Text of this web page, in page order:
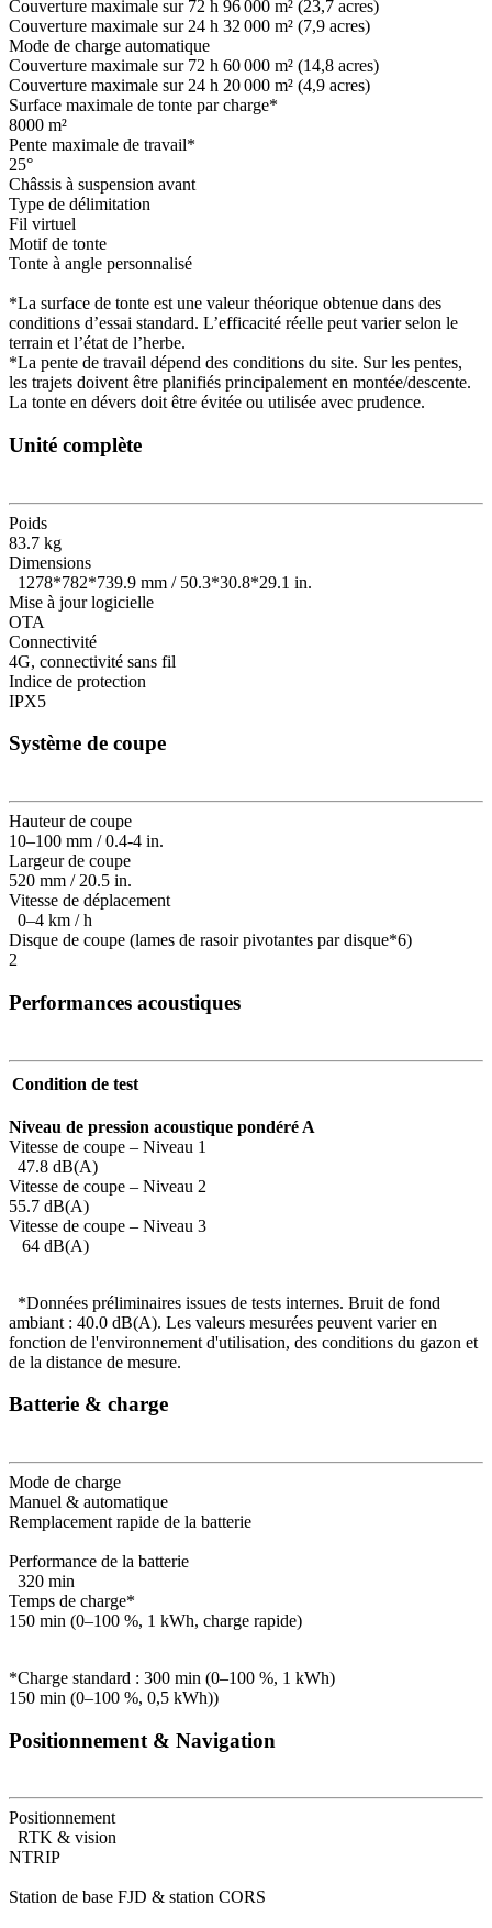
Couverture maximale sur 72 h 96 000 m² (23,7 acres)
Couverture maximale sur 24 h 32 000 m² (7,9 acres)
Mode de charge automatique
Couverture maximale sur 72 h 60 000 m² (14,8 acres)
Couverture maximale sur 24 h 20 000 m² (4,9 acres)
Surface maximale de tonte par charge*
8000 m²
Pente maximale de travail*
25°
Châssis à suspension avant
Type de délimitation
Fil virtuel
Motif de tonte
Tonte à angle personnalisé
*La surface de tonte est une valeur théorique obtenue dans des
conditions d’essai standard. L’efficacité réelle peut varier selon le
terrain et l’état de l’herbe.
*La pente de travail dépend des conditions du site. Sur les pentes,
les trajets doivent être planifiés principalement en montée/descente.
La tonte en dévers doit être évitée ou utilisée avec prudence.
Unité complète
Poids
83.7 kg
Dimensions
1278*782*739.9 mm / 50.3*30.8*29.1 in.
Mise à jour logicielle
OTA
Connectivité
4G, connectivité sans fil
Indice de protection
IPX5
Système de coupe
Hauteur de coupe
10–100 mm / 0.4-4 in.
Largeur de coupe
520 mm / 20.5 in.
Vitesse de déplacement
0–4 km / h
Disque de coupe (lames de rasoir pivotantes par disque*6)
2
Performances acoustiques
Condition de test
Niveau de pression acoustique pondéré A
Vitesse de coupe – Niveau 1
47.8 dB(A)
Vitesse de coupe – Niveau 2
55.7 dB(A)
Vitesse de coupe – Niveau 3
64 dB(A)
*Données préliminaires issues de tests internes. Bruit de fond
ambiant : 40.0 dB(A). Les valeurs mesurées peuvent varier en
fonction de l'environnement d'utilisation, des conditions du gazon et
de la distance de mesure.
Batterie & charge
Mode de charge
Manuel & automatique
Remplacement rapide de la batterie
Performance de la batterie
320 min
Temps de charge*
150 min (0–100 %, 1 kWh, charge rapide)
*Charge standard : 300 min (0–100 %, 1 kWh)
150 min (0–100 %, 0,5 kWh))
Positionnement & Navigation
Positionnement
RTK & vision
NTRIP
Station de base FJD & station CORS